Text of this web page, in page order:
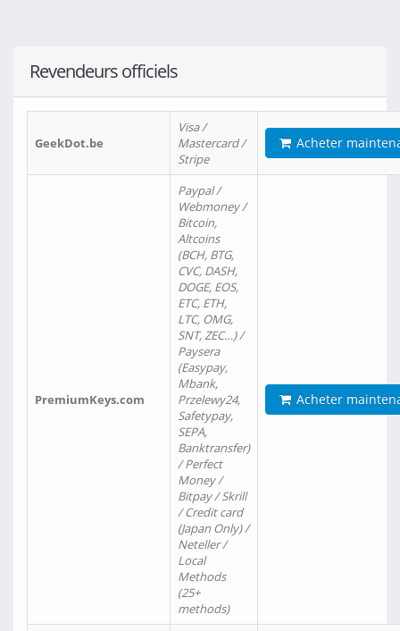
Revendeurs officiels
GeekDot.be
Visa /
Mastercard /
Stripe
Acheter
PremiumKeys.com
Paypal /
Webmoney /
Bitcoin,
Altcoins
(BCH, BTG,
CVC, DASH,
DOGE, EOS,
ETC, ETH,
LTC, OMG,
SNT, ZEC…) /
Paysera
(Easypay,
Mbank,
Przelewy24,
Safetypay,
SEPA,
Banktransfer)
/ Perfect
Money /
Bitpay / Skrill
/ Credit card
(Japan Only) /
Neteller /
Local
Methods
(25+
methods)
Acheter